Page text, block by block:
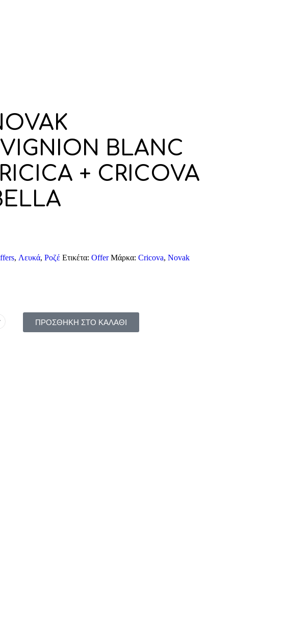
BLANC
+ CRICOVA
, Λευκά, Ροζέ Ετικέτα: Offer Μάρκα: Cricova, Novak
ΠΡΟΣΘΗΚΗ ΣΤΟ ΚΑΛΑΘΙ